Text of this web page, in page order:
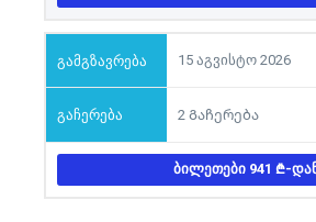
15 აგვისტო 2026
2 Გაჩერება
ᲑᲘᲚᲔᲗᲔᲑᲘ 941 -